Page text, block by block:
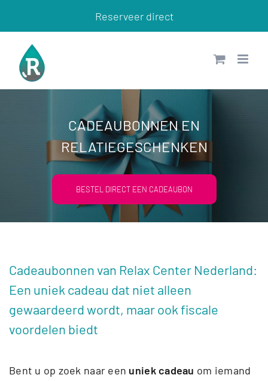
naar
inhoud
Reserveer direct
CADEAUBONNEN EN
RELATIEGESCHENKEN
BESTEL DIRECT EEN CADEAUBON
Cadeaubonnen van Relax Center Nederland:
Een uniek cadeau dat niet alleen
gewaardeerd wordt, maar ook fiscale
voordelen biedt
Bent u op zoek naar een uniek cadeau om iemand